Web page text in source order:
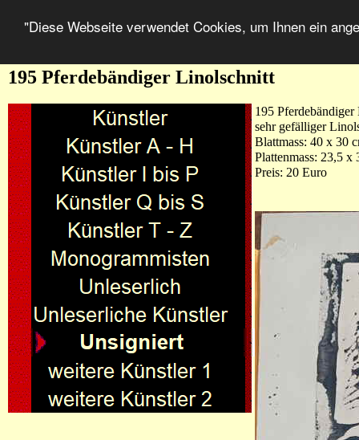
"Diese Webseite verwendet Cookies, um Ihnen ein
195 Pferdebändiger Linolschnitt
195
sehr gefälliger
Blattmass: 40 x 30
Plattenmass: 23,5 x
Preis: 20 Euro